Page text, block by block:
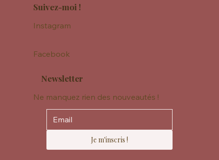
Suivez-moi !
Instagram
Facebook
Newsletter
Ne manquez rien des nouveautés !
Je m'inscris !